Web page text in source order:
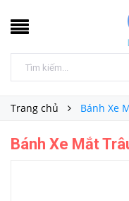
Trang chủ Bánh Xe
Bánh Xe Mắt